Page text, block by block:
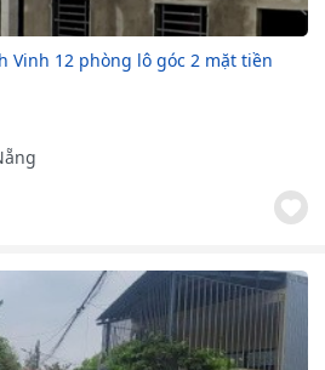
Vinh 12 phòng lô góc 2 mặt tiền